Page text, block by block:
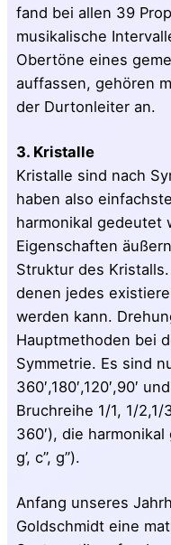
fand bei allen 39
musikalische
Obertöne eines
auffassen, gehören
der Durtonleiter an.
3. Kristalle
Kristalle sind nach
haben also
harmonikal gedeutet
Eigenschaften
Struktur des
denen jedes
werden kann.
Hauptmethoden bei
Symmetrie. Es sind
360′,180′,120′,90′
Bruchreihe 1/1, 1/
360′), die
g’, c”, g”).
Anfang unseres
Goldschmidt eine